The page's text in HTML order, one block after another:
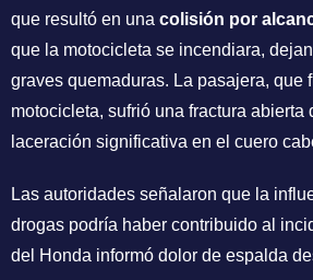
que resultó en una colisión por
que la motocicleta se incendiara,
graves quemaduras. La pasajera, que
motocicleta, sufrió una fractura abierta
laceración significativa en el cuero
Las autoridades señalaron que la
drogas podría haber contribuido al
del Honda informó dolor de espalda